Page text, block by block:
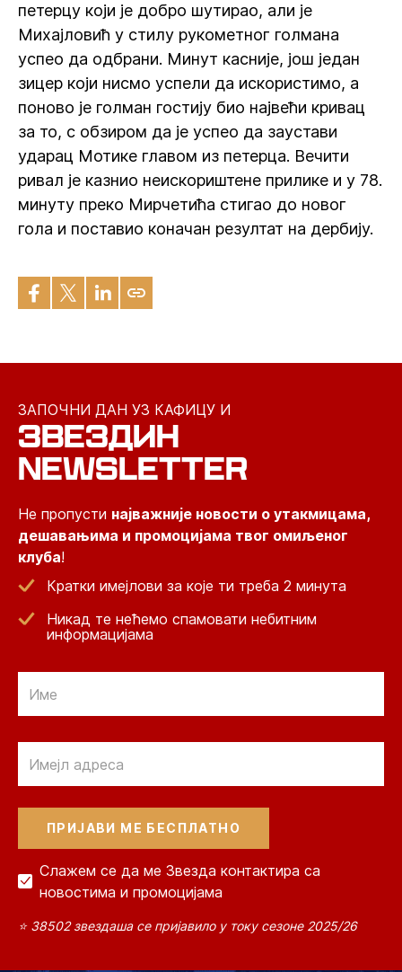
петерцу који је добро шутирао, али је
Михајловић у стилу рукометног голмана
успео да одбрани. Минут касније, још један
зицер који нисмо успели да искористимо, а
поново је голман гостију био највећи кривац
за то, с обзиром да је успео да заустави
ударац Мотике главом из петерца. Вечити
ривал је казнио неискориштене прилике и у 78.
минуту преко Мирчетића стигао до новог
гола и поставио коначан резултат на дербију.
ЗАПОЧНИ ДАН УЗ КАФИЦУ И
ЗВЕЗДИН
NEWSLETTER
Не пропусти најважније новости о утакмицама,
дешавањима и промоцијама твог омиљеног
клуба!
Кратки имејлови за које ти треба 2 минута
Никад те нећемо спамовати небитним
информацијама
Слажем се да ме Звезда контактира са
новостима и промоцијама
⭐ 38502 звездаша се пријавило у току сезоне 2025/26